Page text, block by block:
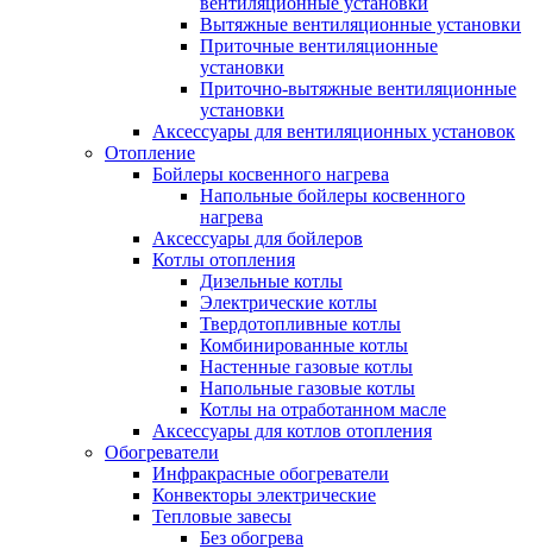
Вытяжные вентиляционные установки
Приточные вентиляционные
установки
Приточно-вытяжные вентиляционные
установки
Аксессуары для вентиляционных установок
Отопление
Бойлеры косвенного нагрева
Напольные бойлеры косвенного
нагрева
Аксессуары для бойлеров
Котлы отопления
Дизельные котлы
Электрические котлы
Твердотопливные котлы
Комбинированные котлы
Настенные газовые котлы
Напольные газовые котлы
Котлы на отработанном масле
Аксессуары для котлов отопления
Обогреватели
Инфракрасные обогреватели
Конвекторы электрические
Тепловые завесы
Без обогрева